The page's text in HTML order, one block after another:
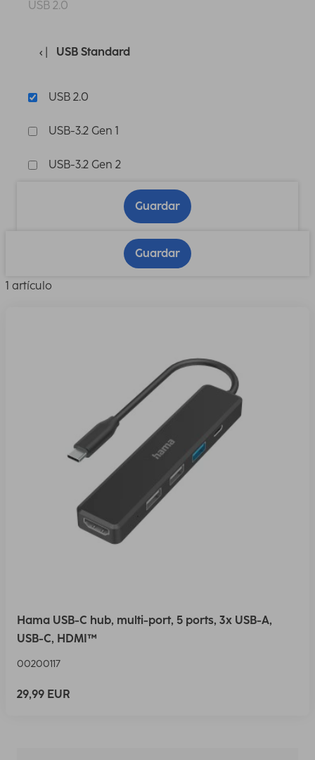
USB 2.0
USB Standard
USB 2.0
USB-3.2 Gen 1
USB-3.2 Gen 2
Guardar
Guardar
1 artículo
Hama USB-C hub, multi-port, 5 ports, 3x USB-A,
USB-C, HDMI™
00200117
29,99 EUR